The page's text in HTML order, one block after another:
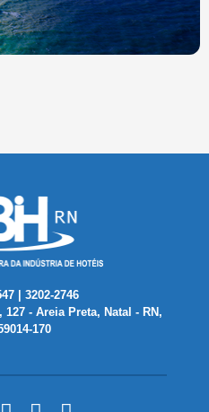
| 3202-2746
- Areia Preta, Natal - RN,
170